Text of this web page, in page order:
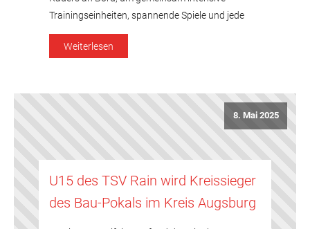
Trainingseinheiten, spannende Spiele und jede
Menge Spaß zu erleben. Bereits am
Donnerstagnachmittag stand die erste
Weiterlesen
8. Mai 2025
U15 des TSV Rain wird Kreissieger
des Bau-Pokals im Kreis Augsburg